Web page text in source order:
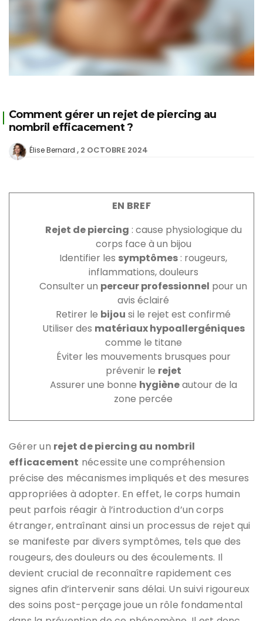
Comment gérer un rejet de piercing au
nombril efficacement ?
Élise Bernard 2 OCTOBRE 2024
EN BREF
Rejet de piercing : cause physiologique du
corps face à un bijou
Identifier les symptômes : rougeurs,
inflammations, douleurs
Consulter un perceur professionnel pour un
avis éclairé
Retirer le bijou si le rejet est confirmé
Utiliser des matériaux hypoallergéniques
comme le titane
Éviter les mouvements brusques pour
prévenir le rejet
Assurer une bonne hygièneautour de la
zone percée
Gérer un rejet de piercing au nombril
efficacement nécessite une compréhension
précise des mécanismes impliqués et des mesures
appropriées à adopter. En effet, le corps humain
peut parfois réagir à l’introduction d’un corps
étranger, entraînant ainsi un processus de rejet qui
se manifeste par divers symptômes, tels que des
rougeurs, des douleurs ou des écoulements. Il
devient crucial de reconnaître rapidement ces
signes afin d’intervenir sans délai. Un suivi rigoureux
des soins post-perçage joue un rôle fondamental